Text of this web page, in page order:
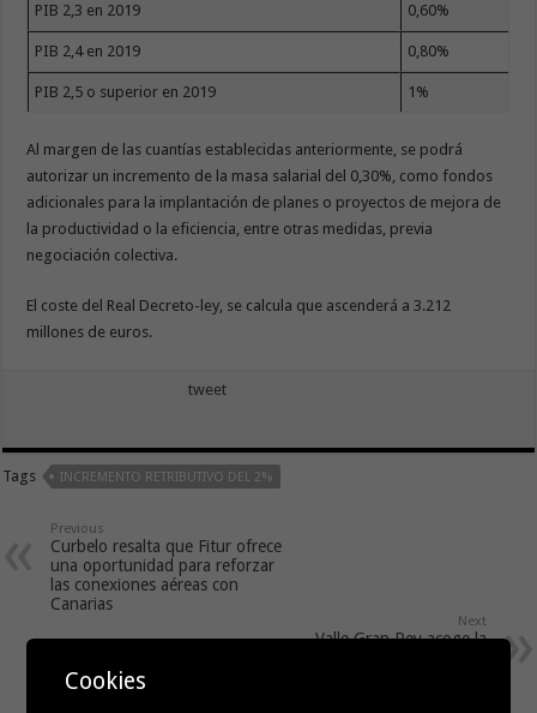
PIB 2,3 en 2019 0,60%
PIB 2,4 en 2019 0,80%
PIB 2,5 o superior en 2019 1%
Al margen de las cuantías establecidas anteriormente, se podrá
autorizar un incremento de la masa salarial del 0,30%, como fondos
adicionales para la implantación de planes o proyectos de mejora de
la productividad o la eficiencia, entre otras medidas, previa
negociación colectiva.
El coste del Real Decreto-ley, se calcula que ascenderá a 3.212
millones de euros.
tweet
Tags INCREMENTO RETRIBUTIVO DEL 2%
Previous
Curbelo resalta que Fitur ofrece
una oportunidad para reforzar
las conexiones aéreas con
Canarias
Next
Valle Gran Rey acoge la
Cookies